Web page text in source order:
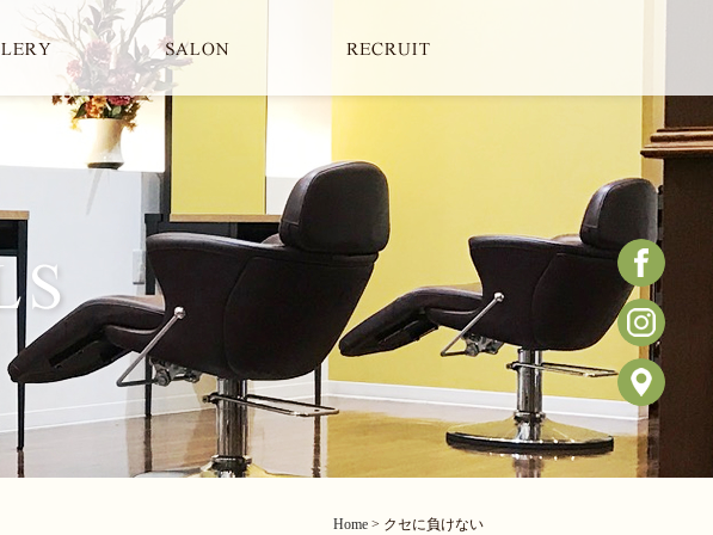
Home > クセに負けない